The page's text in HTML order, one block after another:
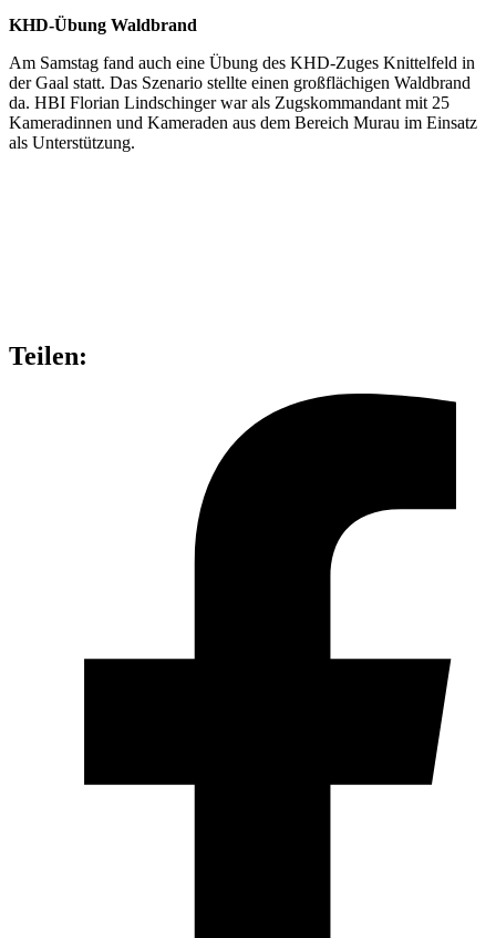
KHD-Übung Waldbrand
Am Samstag fand auch eine Übung des KHD-Zuges Knittelfeld in
der Gaal statt. Das Szenario stellte einen großflächigen Waldbrand
da. HBI Florian Lindschinger war als Zugskommandant mit 25
Kameradinnen und Kameraden aus dem Bereich Murau im Einsatz
als Unterstützung.
Teilen: